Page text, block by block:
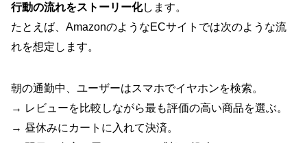
行動の流れをストーリー化します。
たとえば、AmazonのようなECサイトでは次のような流
れを想定します。
朝の通勤中、ユーザーはスマホでイヤホンを検索。
→ レビューを比較しながら最も評価の高い商品を選ぶ。
→ 昼休みにカートに入れて決済。